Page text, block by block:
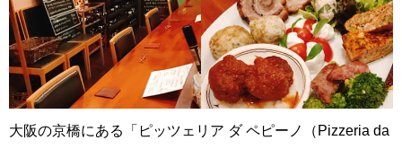
大阪の京橋にある「ピッツェリア ダ ペピーノ（Pizzeria da